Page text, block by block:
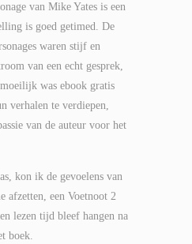
van Mike Yates is een
is goed getimed. De
waren stijf en
van een echt gesprek,
was ebook gratis
verhalen te verdiepen,
van de auteur voor het
kon ik de gevoelens van
afzetten, een Voetnoot 2
lezen tijd bleef hangen na
boek.